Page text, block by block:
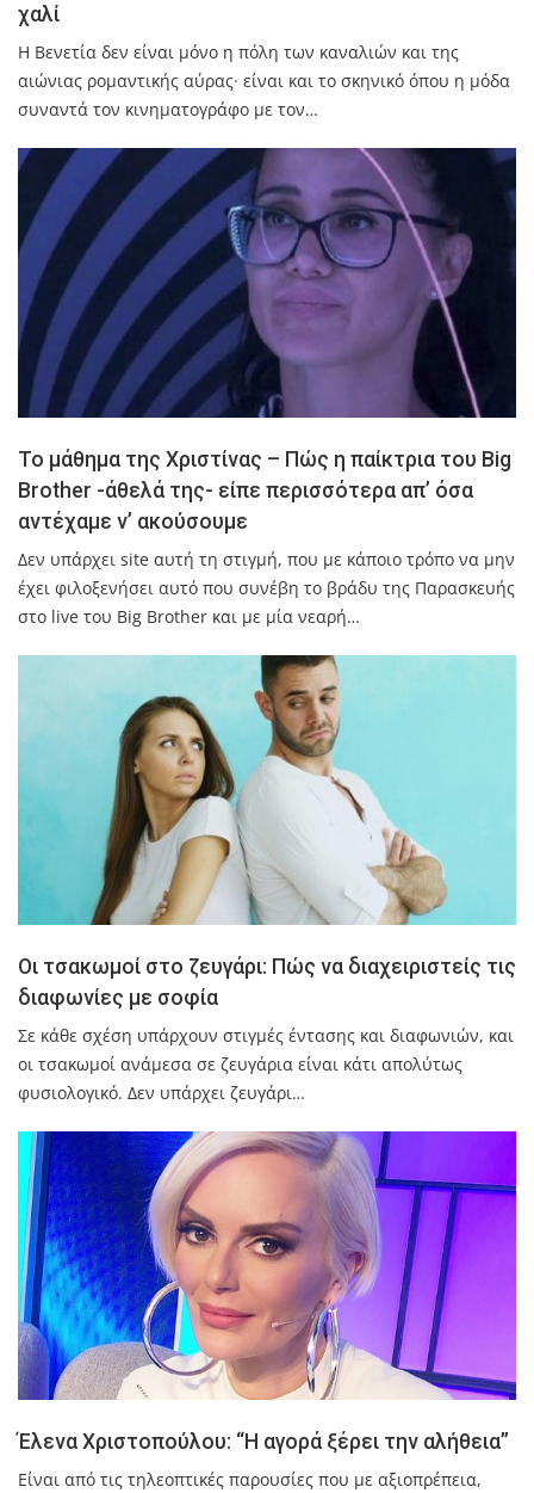
χαλί
Η Βενετία δεν είναι μόνο η πόλη των καναλιών και της
αιώνιας ρομαντικής αύρας· είναι και το σκηνικό όπου η μόδα
συναντά τον κινηματογράφο με τον…
Το μάθημα της Χριστίνας – Πώς η παίκτρια του Big
Brother -άθελά της- είπε περισσότερα απ’ όσα
αντέχαμε ν’ ακούσουμε
Δεν υπάρχει site αυτή τη στιγμή, που με κάποιο τρόπο να μην
έχει φιλοξενήσει αυτό που συνέβη το βράδυ της Παρασκευής
στο live του Big Brother και με μία νεαρή…
Οι τσακωμοί στο ζευγάρι: Πώς να διαχειριστείς τις
διαφωνίες με σοφία
Σε κάθε σχέση υπάρχουν στιγμές έντασης και διαφωνιών, και
οι τσακωμοί ανάμεσα σε ζευγάρια είναι κάτι απολύτως
φυσιολογικό. Δεν υπάρχει ζευγάρι…
Έλενα Χριστοπούλου: “Η αγορά ξέρει την αλήθεια”
Είναι από τις τηλεοπτικές παρουσίες που με αξιοπρέπεια,